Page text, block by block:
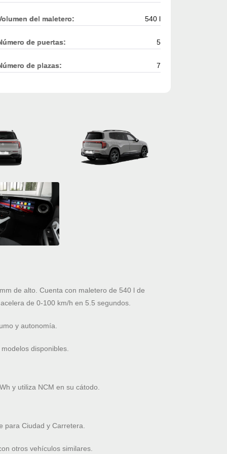
del maletero: 540 l
de puertas: 5
de plazas: 7
de alto. Cuenta con maletero de 540 l de
de 0-100 km/h en 5.5 segundos.
y autonomía.
disponibles.
y utiliza NCM en su cátodo.
para Ciudad y Carretera.
otros vehículos similares.